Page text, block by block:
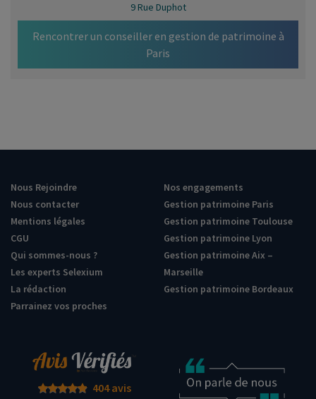
9 Rue Duphot
Rencontrer un conseiller en gestion de patrimoine à
Paris
Nous Rejoindre
Nous contacter
Mentions légales
CGU
Qui sommes-nous ?
Les experts Selexium
La rédaction
Parrainez vos proches
Nos engagements
Gestion patrimoine Paris
Gestion patrimoine Toulouse
Gestion patrimoine Lyon
Gestion patrimoine Aix –
Marseille
Gestion patrimoine Bordeaux
404 avis